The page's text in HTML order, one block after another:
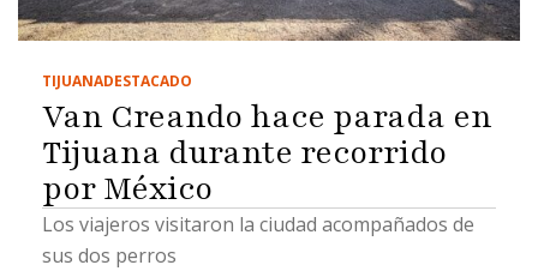
TIJUANADESTACADO
Van Creando hace parada en
Tijuana durante recorrido
por México
Los viajeros visitaron la ciudad acompañados de
sus dos perros